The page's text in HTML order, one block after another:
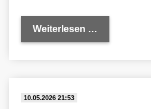
Weiterlesen …
10.05.2026 21:53